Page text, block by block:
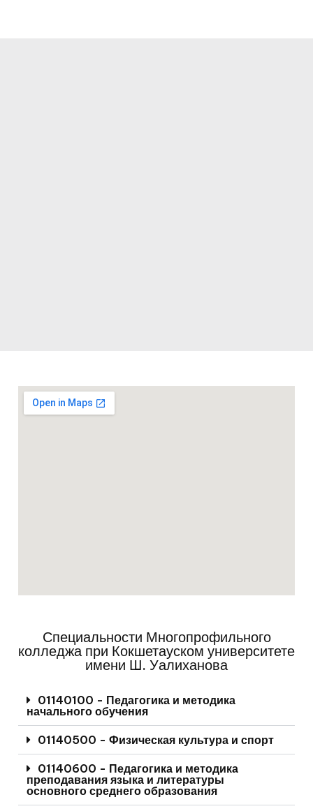
Специальности Многопрофильного
колледжа при Кокшетауском университете
имени Ш. Уалиханова
01140100 - Педагогика и методика
начального обучения
01140500 - Физическая культура и спорт
01140600 - Педагогика и методика
преподавания языка и литературы
основного среднего образования